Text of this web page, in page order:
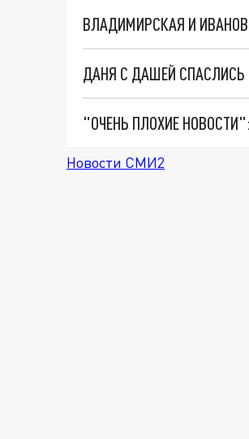
ДАНЯ С ДАШЕЙ
Новости СМИ2